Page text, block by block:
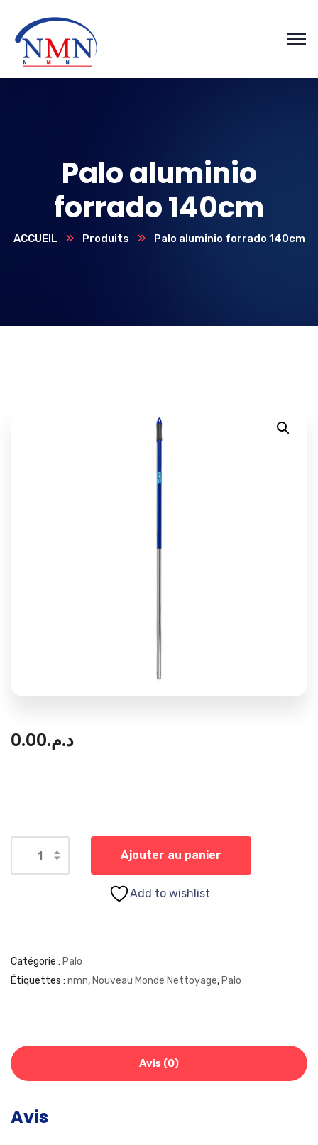
Palo aluminio
forrado 140cm
ACCUEIL Produits Palo aluminio forrado 140cm
د.م.0.00
Ajouter au panier
Add to wishlist
Catégorie : Palo
Étiquettes : nmn, Nouveau Monde Nettoyage, Palo
Avis (0)
Avis